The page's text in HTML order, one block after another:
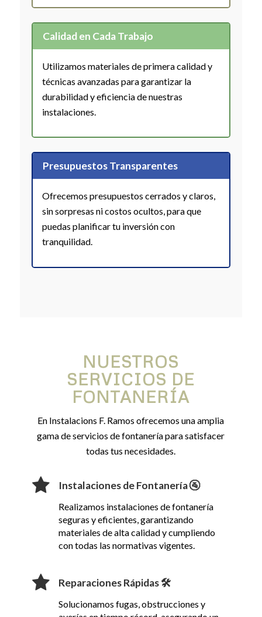
Calidad en Cada Trabajo
Utilizamos materiales de primera calidad y
técnicas avanzadas para garantizar la
durabilidad y eficiencia de nuestras
instalaciones.
Presupuestos Transparentes
Ofrecemos presupuestos cerrados y claros,
sin sorpresas ni costos ocultos, para que
puedas planificar tu inversión con
tranquilidad.
NUESTROS
SERVICIOS DE
FONTANERÍA
En Instalacions F. Ramos ofrecemos una amplia
gama de servicios de fontanería para satisfacer
todas tus necesidades.
Instalaciones de Fontanería 🚰
Realizamos instalaciones de fontanería
seguras y eficientes, garantizando
materiales de alta calidad y cumpliendo
con todas las normativas vigentes.
Reparaciones Rápidas 🛠️
Solucionamos fugas, obstrucciones y